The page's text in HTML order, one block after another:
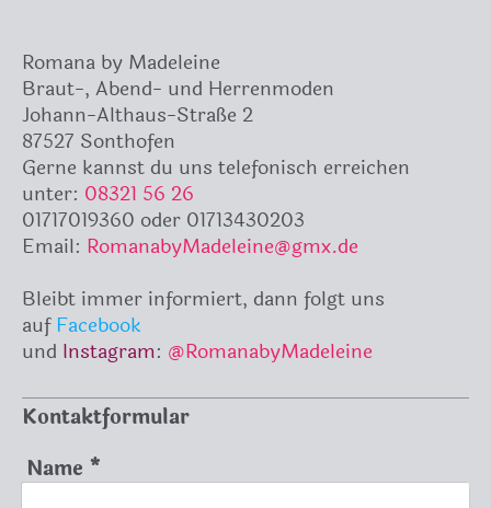
Romana by Madeleine
Braut-, Abend- und Herrenmoden
Johann-Althaus-Straße 2
87527 Sonthofen
Gerne kannst du uns telefonisch erreichen
unter: 08321 56 26
01717019360 oder 01713430203
Email: RomanabyMadeleine@gmx.de
Bleibt immer informiert, dann folgt uns
aufFacebook
und Instagram: @RomanabyMadeleine
Kontaktformular
Name *